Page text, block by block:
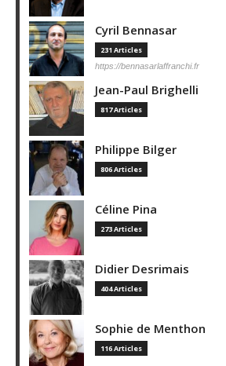
Cyril Bennasar
231 Articles
https://bennasarlaffranchi.fr
Jean-Paul Brighelli
817 Articles
Philippe Bilger
806 Articles
Céline Pina
273 Articles
Didier Desrimais
404 Articles
Sophie de Menthon
116 Articles